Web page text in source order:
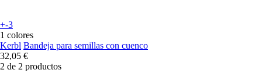
+-3
1 colores
Kerbl Bandeja para semillas con cuenco
32,05 €
2 de 2 productos